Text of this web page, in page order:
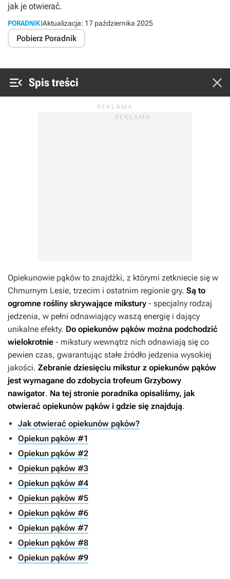
jak je otwierać.
PORADNIKIAktualizacja: 17 października 2025
Pobierz Poradnik
 Spis treści 
Opiekunowie pąków to znajdźki, z którymi zetkniecie się w
Chmurnym Lesie, trzecim i ostatnim regionie gry. Są to
ogromne rośliny skrywające mikstury - specjalny rodzaj
jedzenia, w pełni odnawiający waszą energię i dający
unikalne efekty. Do opiekunów pąków można podchodzić
wielokrotnie - mikstury wewnątrz nich odnawiają się co
pewien czas, gwarantując stałe źródło jedzenia wysokiej
jakości. Zebranie dziesięciu mikstur z opiekunów pąków
jest wymagane do zdobycia trofeum Grzybowy
nawigator. Na tej stronie poradnika opisaliśmy, jak
otwierać opiekunów pąków i gdzie się znajdują.
Jak otwierać opiekunów pąków?
Opiekun pąków #1
Opiekun pąków #2
Opiekun pąków #3
Opiekun pąków #4
Opiekun pąków #5
Opiekun pąków #6
Opiekun pąków #7
Opiekun pąków #8
Opiekun pąków #9